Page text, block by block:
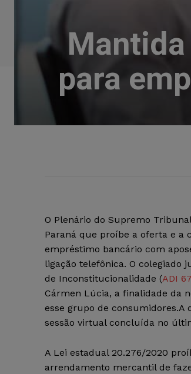
para
O Plenário do Supremo
Paraná que proíbe a oferta e a
empréstimo bancário com
ligação telefônica. O colegiado
de Inconstitucionalidade (ADI
Cármen Lúcia, a finalidade da
esse grupo de consumidores.A
sessão virtual concluída no
A Lei estadual 20.276/2020
arrendamento mercantil de